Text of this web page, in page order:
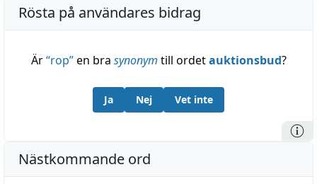
Rösta på användares bidrag
Är“rop”en bra synonym till ordetauktionsbud?
Ja Nej Vet inte
Nästkommande ord